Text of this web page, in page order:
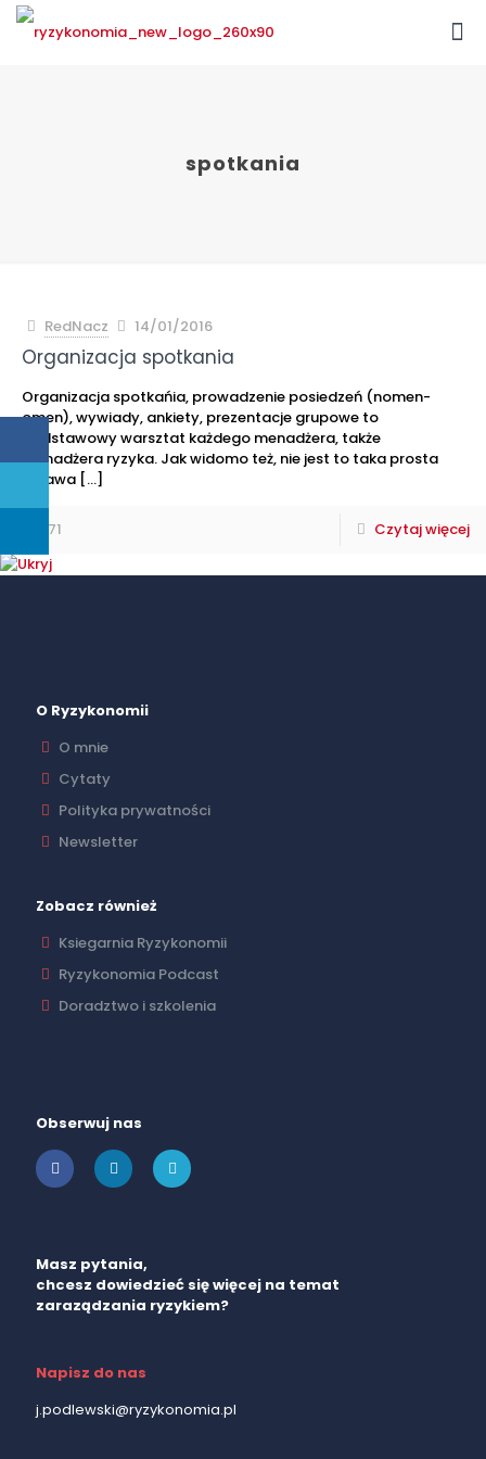
spotkania
RedNacz 14/01/2016
Organizacja spotkania
Organizacja spotkańia, prowadzenie posiedzeń (nomen-
omen), wywiady, ankiety, prezentacje grupowe to
podstawowy warsztat każdego menadżera, także
menadżera ryzyka. Jak widomo też, nie jest to taka prosta
sprawa […]
71 Czytaj więcej
O Ryzykonomii
O mnie
Cytaty
Polityka prywatności
Newsletter
Zobacz również
Ksiegarnia Ryzykonomii
Ryzykonomia Podcast
Doradztwo i szkolenia
Obserwuj nas
Masz pytania,
chcesz dowiedzieć się więcej na temat
zaraządzania ryzykiem?
Napisz do nas
j.podlewski@ryzykonomia.pl